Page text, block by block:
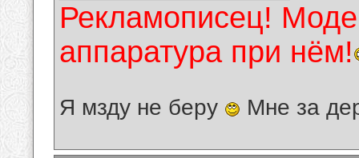
Рекламописец!
аппаратура при нём!
Я мзду не беру Мне за